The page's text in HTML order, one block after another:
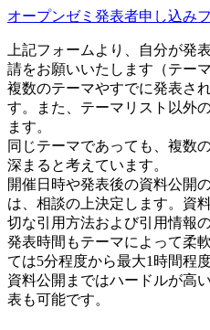
オープンゼミ発表者申し込み
上記フォームより、自分が発
請をお願いいたします（テー
複数のテーマやすでに発表さ
す。また、テーマリスト以外
ます。
同じテーマであっても、複数
深まると考えています。
開催日時や発表後の資料公開
は、相談の上決定します。資
切な引用方法および引用情報
発表時間もテーマによって柔
ては5分程度から最大1時間程
資料公開まではハードルが高
表も可能です。